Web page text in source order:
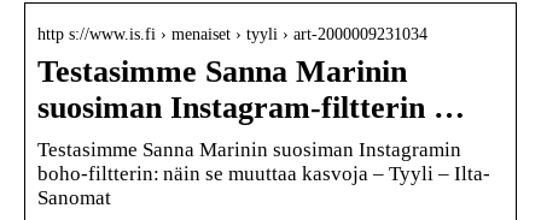
http s://www.is.fi › menaiset › tyyli › art-2000009231034
Testasimme Sanna Marinin
suosiman Instagram-filtterin …
Testasimme Sanna Marinin suosiman Instagramin
boho-filtterin: näin se muuttaa kasvoja – Tyyli – Ilta-
Sanomat